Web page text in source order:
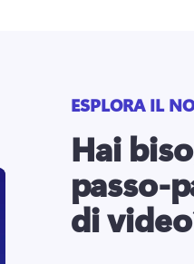
ESPLORA IL
Hai
passo-
di